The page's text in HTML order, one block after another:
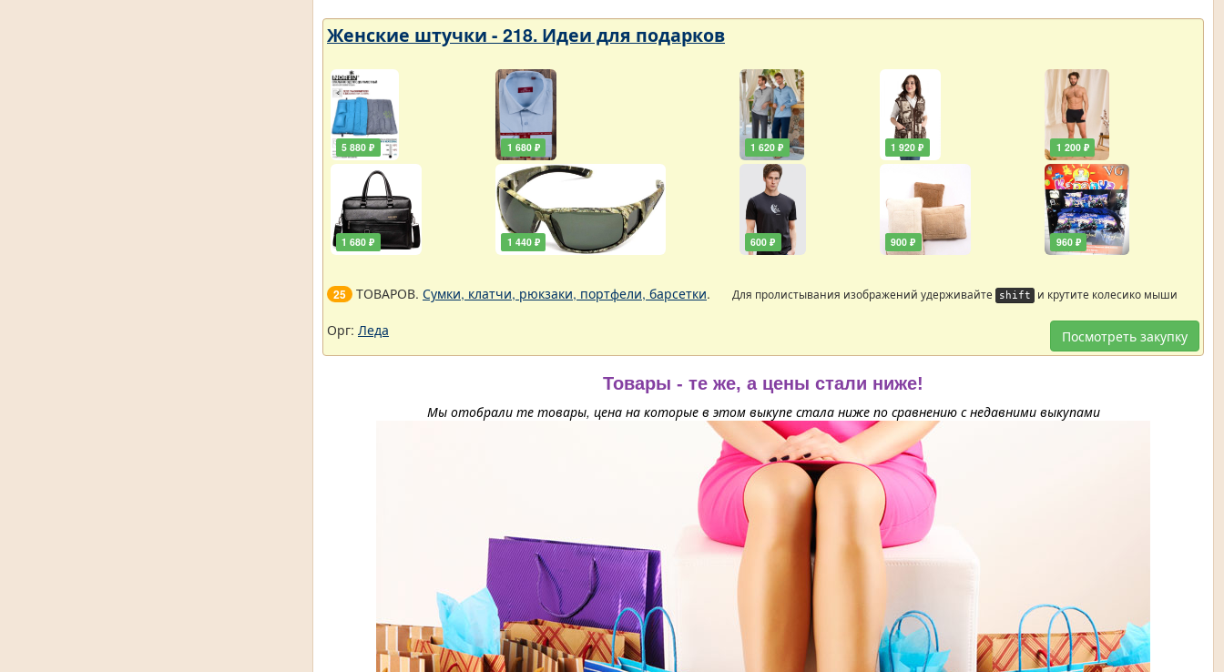
Женские штучки - 218. Идеи для подарков
5 880 ₽
1 680 ₽
1 680 ₽
1 440 ₽
1 620 ₽
600 ₽
1 920 ₽
900 ₽
1 200 ₽
960 ₽
25 ТОВАРОВ. Сумки, клатчи, рюкзаки, портфели, барсетки. Для пролистывания изображений удерживайте shift и крутите колесико мыши
Посмотреть закупку
Орг: Леда
Товары - те же, а цены стали ниже!
Мы отобрали те товары, цена на которые в этом выкупе стала ниже по сравнению с недавними выкупами